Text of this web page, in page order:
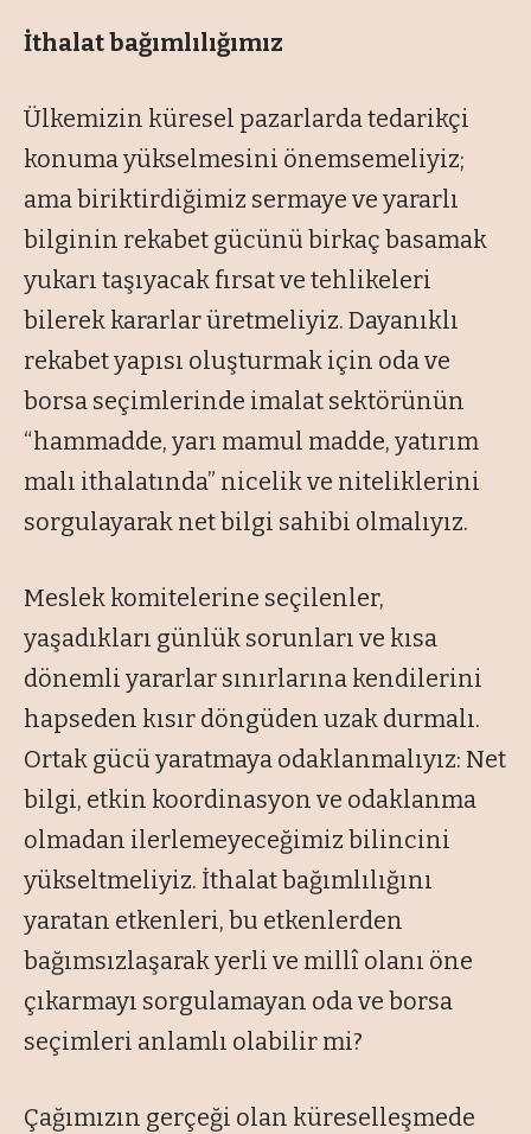
İthalat bağımlılığımız
Ülkemizin küresel pazarlarda tedarikçi
konuma yükselmesini önemsemeliyiz;
ama biriktirdiğimiz sermaye ve yararlı
bilginin rekabet gücünü birkaç basamak
yukarı taşıyacak fırsat ve tehlikeleri
bilerek kararlar üretmeliyiz. Dayanıklı
rekabet yapısı oluşturmak için oda ve
borsa seçimlerinde imalat sektörünün
“hammadde, yarı mamul madde, yatırım
malı ithalatında” nicelik ve niteliklerini
sorgulayarak net bilgi sahibi olmalıyız.
Meslek komitelerine seçilenler,
yaşadıkları günlük sorunları ve kısa
dönemli yararlar sınırlarına kendilerini
hapseden kısır döngüden uzak durmalı.
Ortak gücü yaratmaya odaklanmalıyız: Net
bilgi, etkin koordinasyon ve odaklanma
olmadan ilerlemeyeceğimiz bilincini
yükseltmeliyiz. İthalat bağımlılığını
yaratan etkenleri, bu etkenlerden
bağımsızlaşarak yerli ve millî olanı öne
çıkarmayı sorgulamayan oda ve borsa
seçimleri anlamlı olabilir mi?
Çağımızın gerçeği olan küreselleşmede